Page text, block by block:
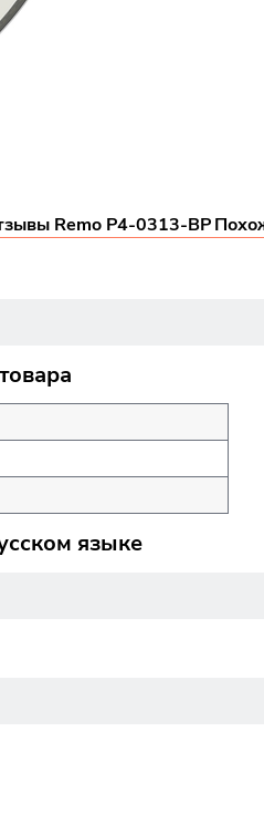
Remo P4-0313-BP
языке